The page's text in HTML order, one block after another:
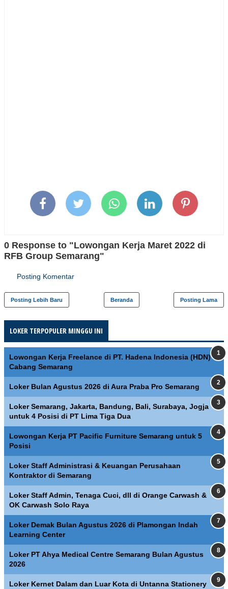
0 Response to "Lowongan Kerja Maret 2022 di
RFB Group Semarang"
Posting Komentar
Posting Lebih Baru Posting Lama
Beranda
LOKER TERPOPULER MINGGU INI
Lowongan Kerja Freelance di PT. Hadena Indonesia (HDN)
Cabang Semarang
Loker Bulan Agustus 2026 di Aura Praba Pro Semarang
Loker Semarang, Jakarta, Bandung, Bali, Surabaya, Jogja
untuk 4 Posisi di PT Lima Tiga Dua
Lowongan Kerja PT Pacific Furniture Semarang untuk 5
Posisi
Loker Staff Administrasi & Keuangan Perusahaan
Kontraktor di Semarang
Loker Staff Admin, Tenaga Cuci, dll di Orange Carwash &
OK Carwash Solo Raya
Loker Demak Bulan Agustus 2026 di Plamongan Indah
Learning Center
Loker PT Ahya Medical Centre Semarang Bulan Agustus
2026
Loker Kernet Dalam dan Luar Kota di Untanna Stationery